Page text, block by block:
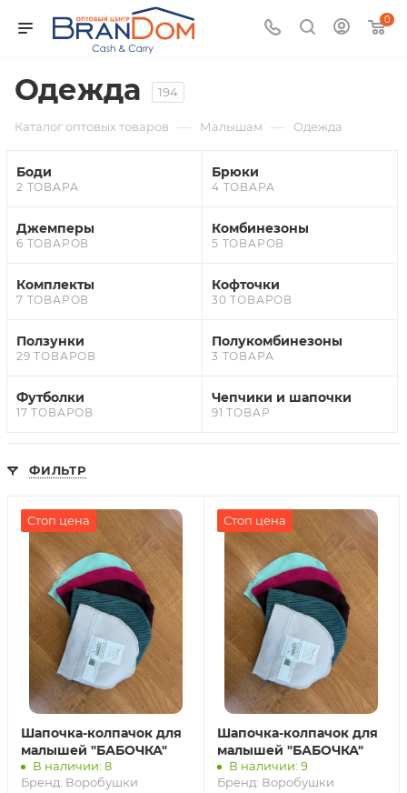
0
Одежда 194
Каталог оптовых товаров — Малышам — Одежда
Боди
2 ТОВАРА
Брюки
4 ТОВАРА
Джемперы
6 ТОВАРОВ
Комбинезоны
5 ТОВАРОВ
Комплекты
7 ТОВАРОВ
Кофточки
30 ТОВАРОВ
Ползунки
29 ТОВАРОВ
Полукомбинезоны
3 ТОВАРА
Футболки
17 ТОВАРОВ
Чепчики и шапочки
91 ТОВАР
ФИЛЬТР
Стоп цена
Шапочка-колпачок для
малышей "БАБОЧКА"
В наличии: 8
Бренд: Воробушки
Стоп цена
Шапочка-колпачок для
малышей "БАБОЧКА"
В наличии: 9
Бренд: Воробушки